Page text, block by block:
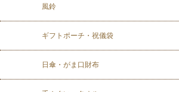
風鈴
ギフトポーチ・祝儀袋
日傘・がま口財布